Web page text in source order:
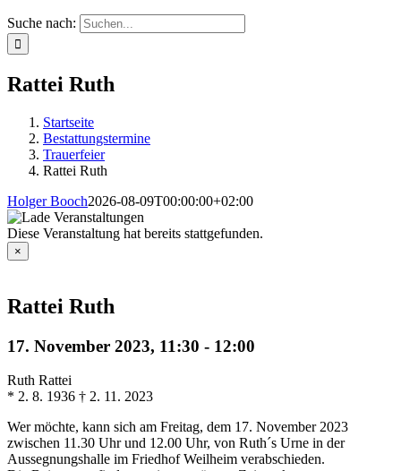
Suche nach:
Rattei Ruth
Startseite
Bestattungstermine
Trauerfeier
Rattei Ruth
Holger Booch2026-08-09T00:00:00+02:00
Diese Veranstaltung hat bereits stattgefunden.
×
Rattei Ruth
17. November 2023, 11:30 - 12:00
Ruth Rattei
* 2. 8. 1936 † 2. 11. 2023
Wer möchte, kann sich am Freitag, dem 17. November 2023
zwischen 11.30 Uhr und 12.00 Uhr, von Ruth´s Urne in der
Aussegnungshalle im Friedhof Weilheim verabschieden.